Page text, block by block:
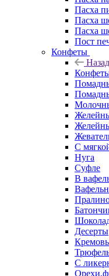
Пасха
Пасха
Пасха
Пост
Конфеты
Назад
С
Нуга
Суфле
В
Десерты
С